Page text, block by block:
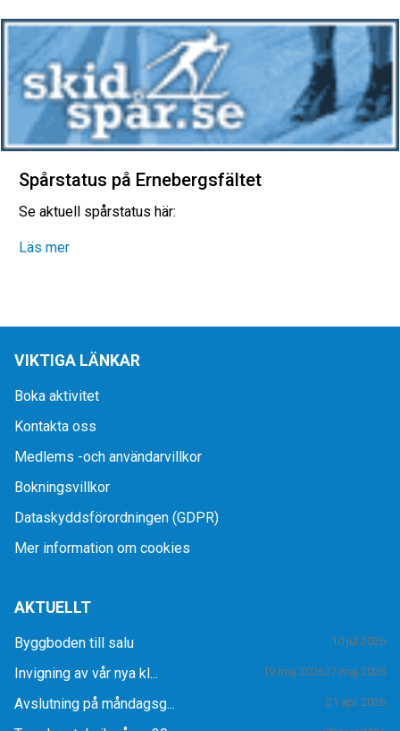
Spårstatus på Ernebergsfältet
Se aktuell spårstatus här:
Läs mer
VIKTIGA LÄNKAR
Boka aktivitet
Kontakta oss
Medlems -och användarvillkor
Bokningsvillkor
Dataskyddsförordningen (GDPR)
Mer information om cookies
AKTUELLT
Byggboden till salu 10 jul 2026
27 maj 2026
Invigning av vår nya kl... 19 maj 2026
Avslutning på måndagsg... 21 apr 2026